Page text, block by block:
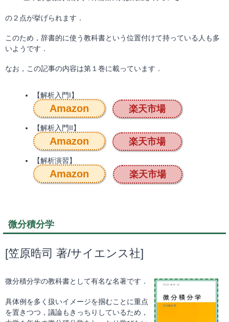
の２点が挙げられます．
このため，辞書的に使う教科書という位置付けて持っている人も多
いようです．
なお，この記事の内容は第１巻に載っています．
【解析入門I】
Amazon 楽天市場
【解析入門II】
Amazon 楽天市場
【解析演習】
Amazon 楽天市場
微分積分学
[笠原晧司 著/サイエンス社]
微分積分学の教科書として有名な名著です．
具体例を多く扱いイメージを掴むことに重点
を置きつつ，議論もきっちりしているため，